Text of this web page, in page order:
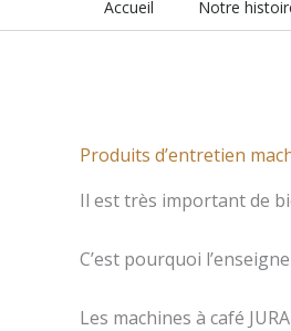
Accueil Notre
Produits d’entretien
Il est très important de
C’est pourquoi
Les machines à café